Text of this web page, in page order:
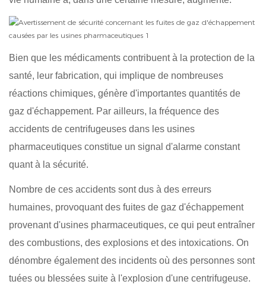
Bien que les médicaments contribuent à la protection de la
santé, leur fabrication, qui implique de nombreuses
réactions chimiques, génère d'importantes quantités de
gaz d'échappement. Par ailleurs, la fréquence des
accidents de centrifugeuses dans les usines
pharmaceutiques constitue un signal d'alarme constant
quant à la sécurité.
Nombre de ces accidents sont dus à des erreurs
humaines, provoquant des fuites de gaz d'échappement
provenant d'usines pharmaceutiques, ce qui peut entraîner
des combustions, des explosions et des intoxications. On
dénombre également des incidents où des personnes sont
tuées ou blessées suite à l'explosion d'une centrifugeuse.